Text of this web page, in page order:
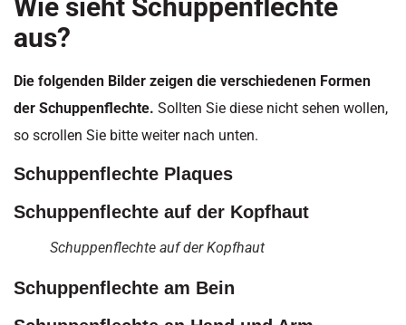
Wie sieht Schuppenflechte
aus?
Die folgenden Bilder zeigen die verschiedenen Formen
der Schuppenflechte. Sollten Sie diese nicht sehen wollen,
so scrollen Sie bitte weiter nach unten.
Schuppenflechte Plaques
Schuppenflechte auf der Kopfhaut
Schuppenflechte auf der Kopfhaut
Schuppenflechte am Bein